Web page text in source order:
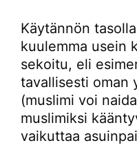
Käytännön
kuulemma usein
sekoitu, eli
tavallisesti oman
(muslimi voi
muslimiksi
vaikuttaa